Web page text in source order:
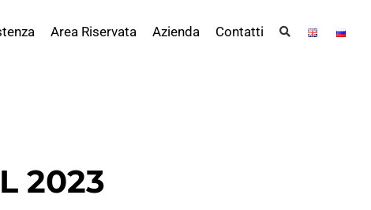
Area Riservata Azienda Contatti
2023